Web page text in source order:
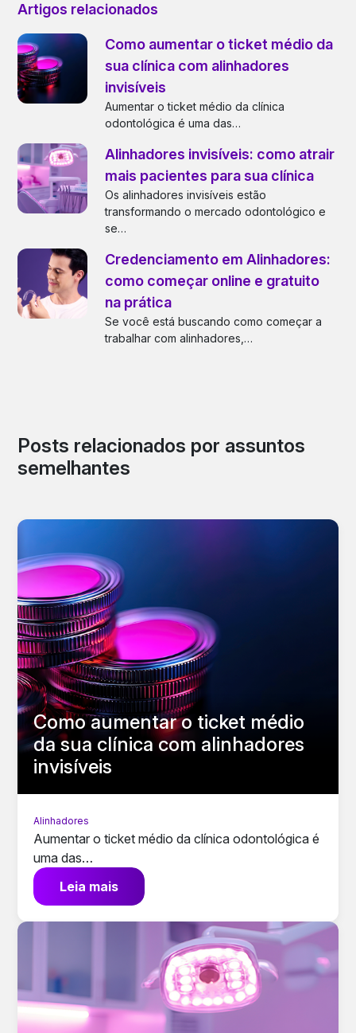
Artigos relacionados
Como aumentar o ticket médio da
sua clínica com alinhadores
invisíveis
Aumentar o ticket médio da clínica
odontológica é uma das…
Alinhadores invisíveis: como atrair
mais pacientes para sua clínica
Os alinhadores invisíveis estão
transformando o mercado odontológico e
se…
Credenciamento em Alinhadores:
como começar online e gratuito
na prática
Se você está buscando como começar a
trabalhar com alinhadores,…
Posts relacionados por assuntos
semelhantes
Como aumentar o ticket médio
da sua clínica com alinhadores
invisíveis
Alinhadores
Aumentar o ticket médio da clínica odontológica é
uma das…
Leia mais